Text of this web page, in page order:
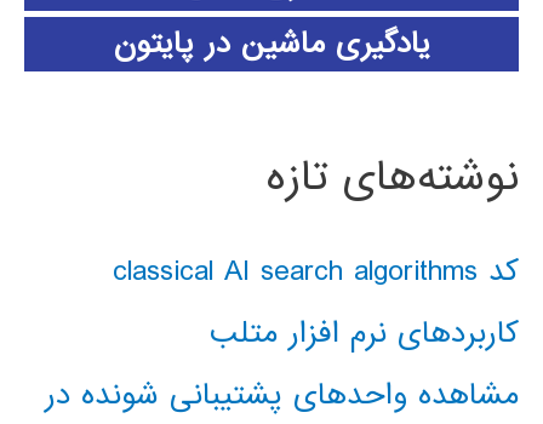
یادگیری ماشین در پایتون
نوشته‌های تازه
کد classical AI search algorithms
کاربردهای نرم افزار متلب
مشاهده واحدهای پشتیبانی شونده در